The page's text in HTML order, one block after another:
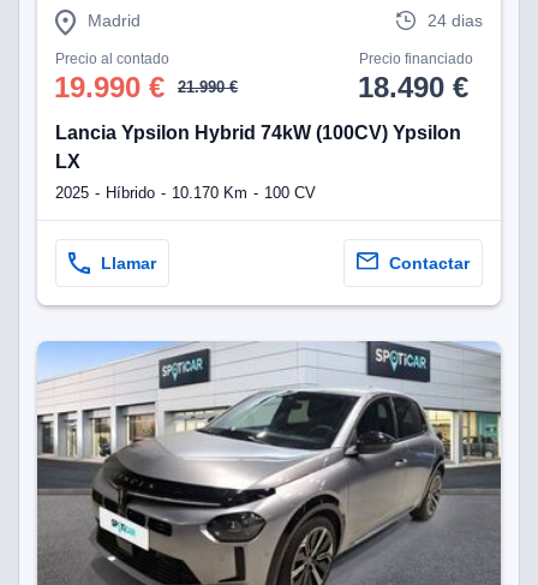
Madrid 24 dias
Precio al contado
19.990 € 21.990 €
Precio financiado
18.490 €
Lancia Ypsilon Hybrid 74kW (100CV) Ypsilon
LX
2025 Híbrido 10.170 Km 100 CV
Llamar Contactar